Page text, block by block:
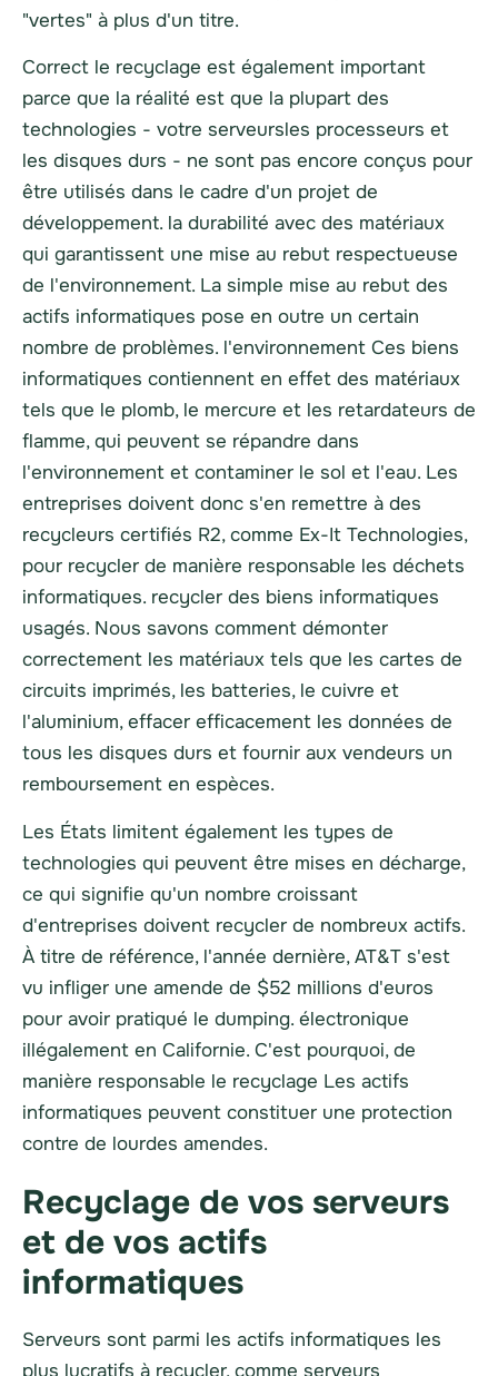
"vertes" à plus d'un titre.
Correct le recyclage est également important
parce que la réalité est que la plupart des
technologies - votre serveursles processeurs et
les disques durs - ne sont pas encore conçus pour
être utilisés dans le cadre d'un projet de
développement. la durabilité avec des matériaux
qui garantissent une mise au rebut respectueuse
de l'environnement. La simple mise au rebut des
actifs informatiques pose en outre un certain
nombre de problèmes. l'environnement Ces biens
informatiques contiennent en effet des matériaux
tels que le plomb, le mercure et les retardateurs de
flamme, qui peuvent se répandre dans
l'environnement et contaminer le sol et l'eau. Les
entreprises doivent donc s'en remettre à des
recycleurs certifiés R2, comme Ex-It Technologies,
pour recycler de manière responsable les déchets
informatiques. recycler des biens informatiques
usagés. Nous savons comment démonter
correctement les matériaux tels que les cartes de
circuits imprimés, les batteries, le cuivre et
l'aluminium, effacer efficacement les données de
tous les disques durs et fournir aux vendeurs un
remboursement en espèces.
Les États limitent également les types de
technologies qui peuvent être mises en décharge,
ce qui signifie qu'un nombre croissant
d'entreprises doivent recycler de nombreux actifs.
À titre de référence, l'année dernière, AT&T s'est
vu infliger une amende de $52 millions d'euros
pour avoir pratiqué le dumping. électronique
illégalement en Californie. C'est pourquoi, de
manière responsable le recyclage Les actifs
informatiques peuvent constituer une protection
contre de lourdes amendes.
Recyclage de vos serveurs
et de vos actifs
informatiques
Serveurs sont parmi les actifs informatiques les
plus lucratifs à recycler, comme serveurs